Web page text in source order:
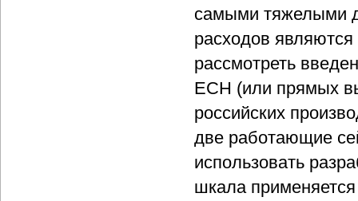
самыми тяжелыми
расходов
рассмотреть
ЕСН (или прямых
российских
две работающие
использовать
шкала